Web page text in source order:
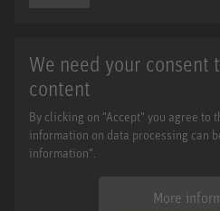
We need your consent
content
By clicking on "Accept" you agree to
information on data processing can
information".
More